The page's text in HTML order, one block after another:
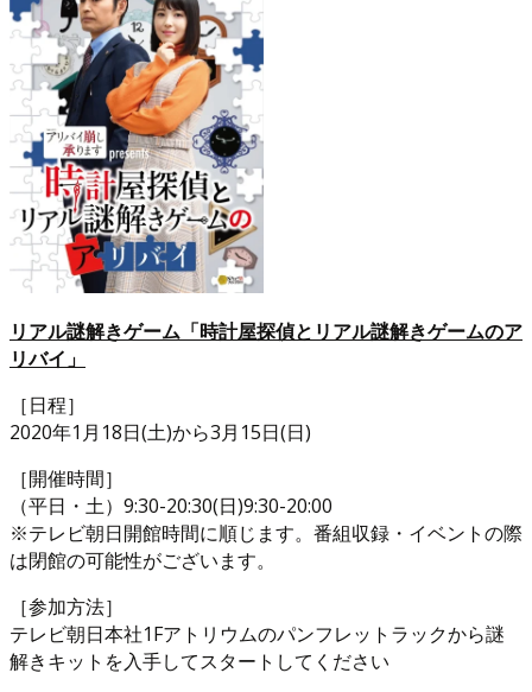
リアル謎解きゲーム「時計屋探偵とリアル謎解きゲームのア
リバイ」
［日程］
2020年1月18日(土)から3月15日(日)
［開催時間］
（平日・土）9:30-20:30(日)9:30-20:00
※テレビ朝日開館時間に順じます。番組収録・イベントの際
は閉館の可能性がございます。
［参加方法］
テレビ朝日本社1Fアトリウムのパンフレットラックから謎
解きキットを入手してスタートしてください